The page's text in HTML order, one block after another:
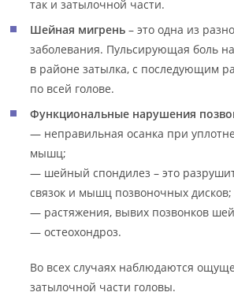
так и затылочной части.
Шейная мигрень – это одна из
заболевания. Пульсирующая боль
в районе затылка, с последующим
по всей голове.
Функциональные нарушения
— неправильная осанка при
мышц;
— шейный спондилез – это
связок и мышц позвоночных дисков;
— растяжения, вывих позвонков
— остеохондроз.
Во всех случаях наблюдаются
затылочной части головы.